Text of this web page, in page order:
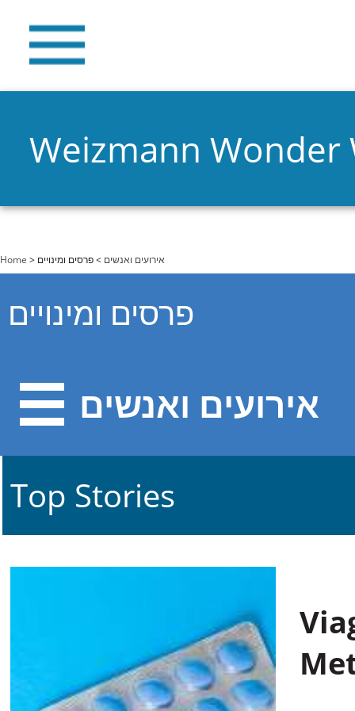
Weizmann Wonder
You are here
Home > אירועים ואנשים > פרסים ומינויים
פרסים ומינויים
אירועים ואנשים
Top Stories